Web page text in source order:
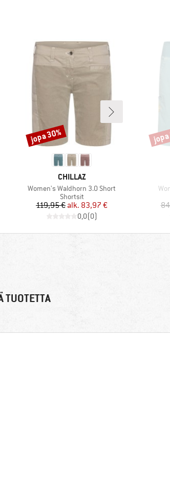
MERKKI
CHILLAZ
Tuote
Women's Waldhorn 3.0 Short
Tuoteryhmä
Shortsit
Hinta
119,95 € Alennettu hinta
alk. 83,97 €
0,0(0)
Alennus
jopa 30%
TUOTETTA